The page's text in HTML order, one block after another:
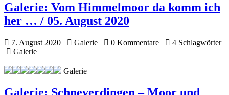
Galerie: Vom Himmelmoor da komm ich
her … / 05. August 2020
7. August 2020 Galerie 0 Kommentare
4 Schlagwörter
Galerie
Galerie